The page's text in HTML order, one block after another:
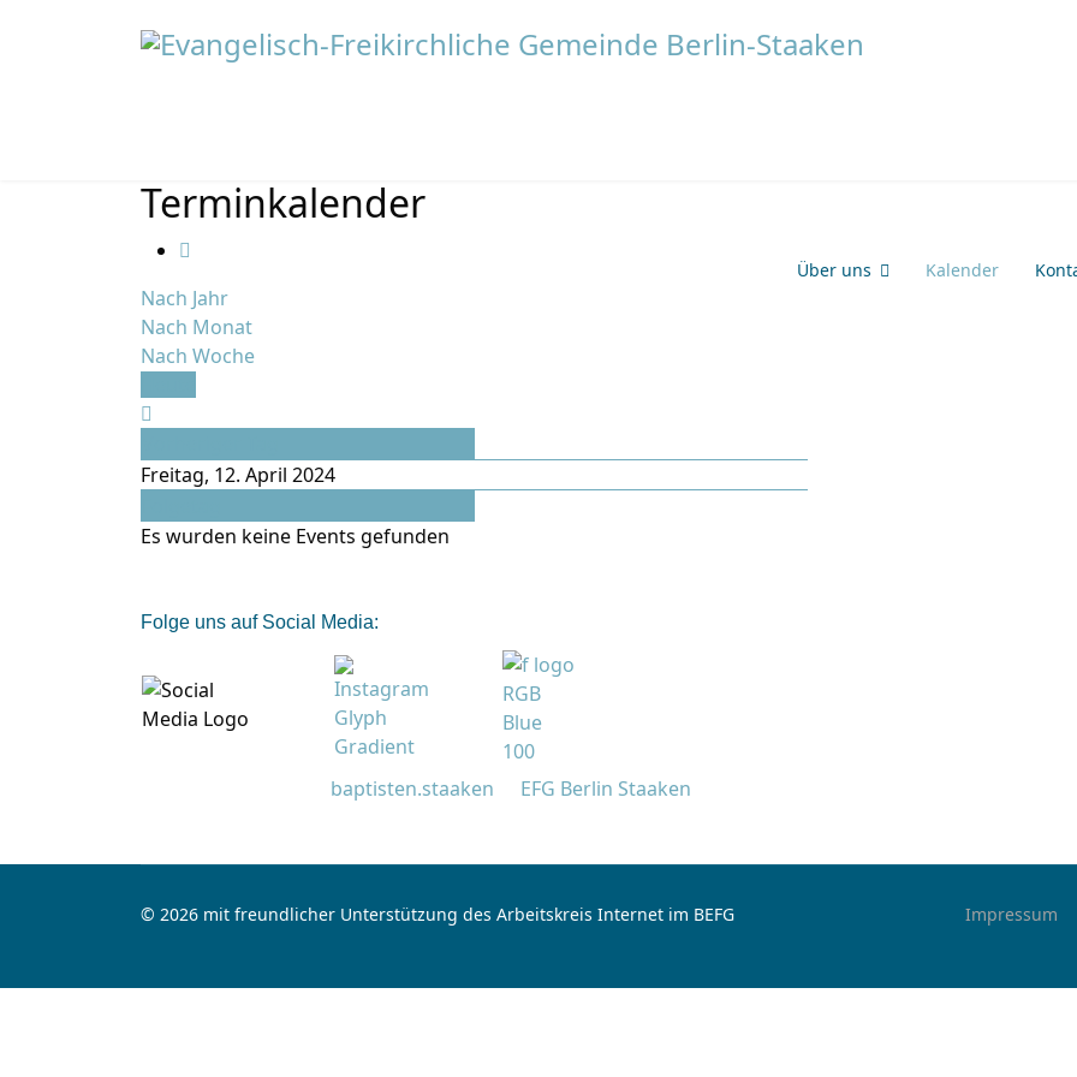
Über uns Kalender
Terminkalender
Nach Jahr
Nach Monat
Nach Woche
Freitag, 12. April 2024
Es wurden keine Events gefunden
Folge uns auf Social Media:
baptisten.staaken EFG Berlin Staaken
© 2026 mit freundlicher Unterstützung des Arbeitskreis Internet im BEFG Impressum